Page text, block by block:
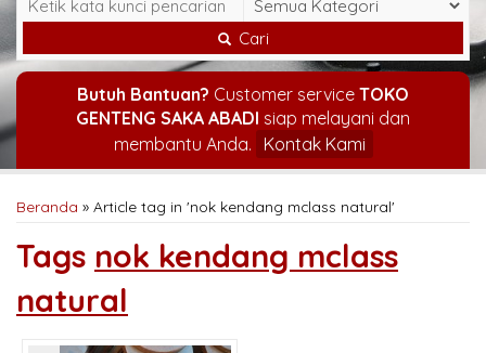
Cari
Butuh Bantuan? Customer service TOKO
GENTENG SAKA ABADI siap melayani dan
membantu Anda.
Kontak Kami
Beranda » Article tag in 'nok kendang mclass natural'
Tags nok kendang mclass
natural